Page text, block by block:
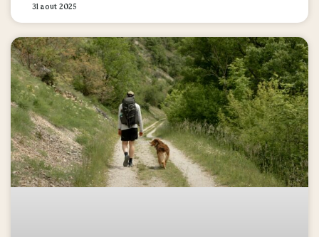
31 août 2025